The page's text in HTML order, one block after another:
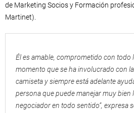
de Marketing Socios y Formación
Martinet).
Él es amable, comprometido con todo
momento que se ha involucrado con
camiseta y siempre está adelante
persona que puede manejar muy bien
negociador en todo sentido”, expresa